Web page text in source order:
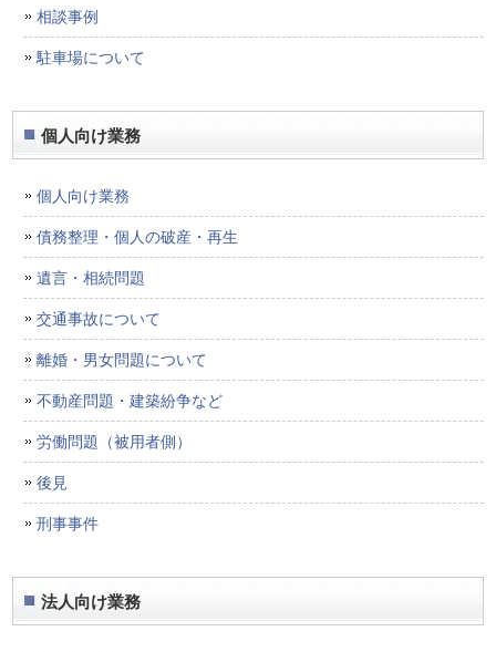
相談事例
駐車場について
個人向け業務
個人向け業務
債務整理・個人の破産・再生
遺言・相続問題
交通事故について
離婚・男女問題について
不動産問題・建築紛争など
労働問題（被用者側）
後見
刑事事件
法人向け業務